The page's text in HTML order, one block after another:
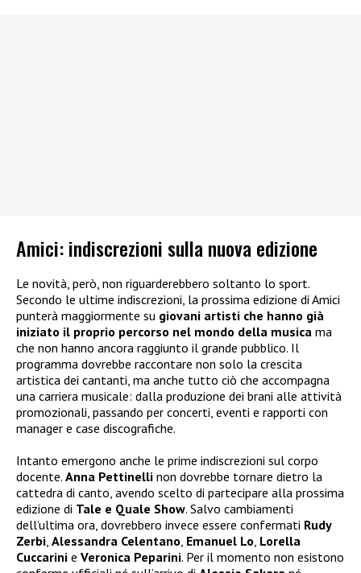
Amici: indiscrezioni sulla nuova edizione
Le novità, però, non riguarderebbero soltanto lo sport.
Secondo le ultime indiscrezioni, la prossima edizione di Amici
punterà maggiormente su giovani artisti che hanno già
iniziato il proprio percorso nel mondo della musica ma
che non hanno ancora raggiunto il grande pubblico. Il
programma dovrebbe raccontare non solo la crescita
artistica dei cantanti, ma anche tutto ciò che accompagna
una carriera musicale: dalla produzione dei brani alle attività
promozionali, passando per concerti, eventi e rapporti con
manager e case discografiche.
Intanto emergono anche le prime indiscrezioni sul corpo
docente. Anna Pettinelli non dovrebbe tornare dietro la
cattedra di canto, avendo scelto di partecipare alla prossima
edizione di Tale e Quale Show. Salvo cambiamenti
dell’ultima ora, dovrebbero invece essere confermati Rudy
Zerbi, Alessandra Celentano, Emanuel Lo, Lorella
Cuccarini e Veronica Peparini. Per il momento non esistono